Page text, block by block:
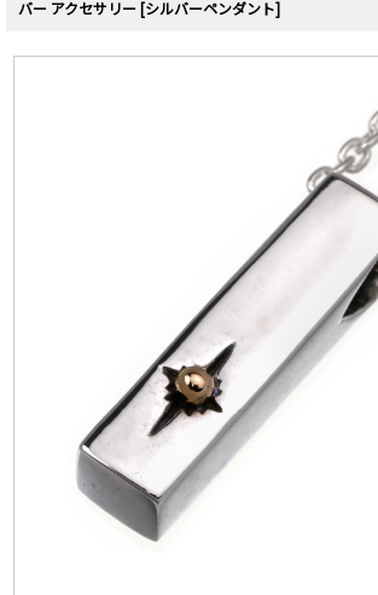
バー アクセサリー [シルバーペンダント]